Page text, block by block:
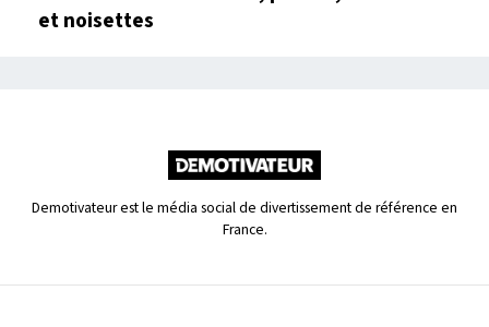
et noisettes
Demotivateur est le média social de divertissement de référence en
France.